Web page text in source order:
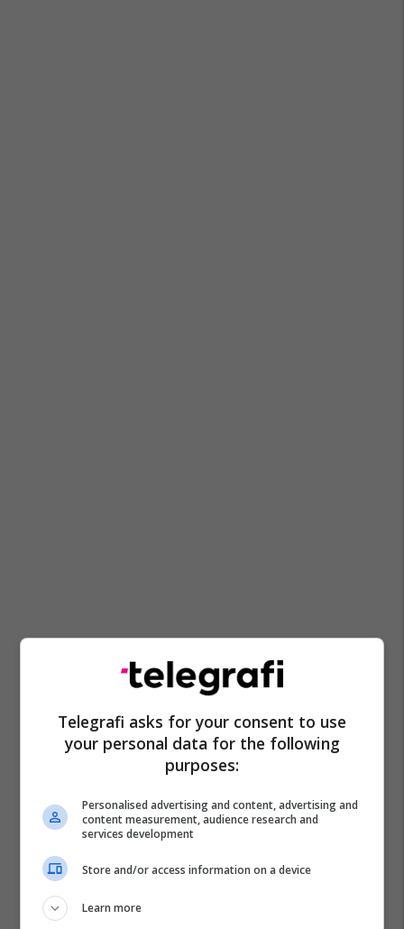
Telegrafi asks for your consent to use
your personal data for the following
purposes:
Personalised advertising and content, advertising and
content measurement, audience research and
services development
Store and/or access information on a device
Learn more